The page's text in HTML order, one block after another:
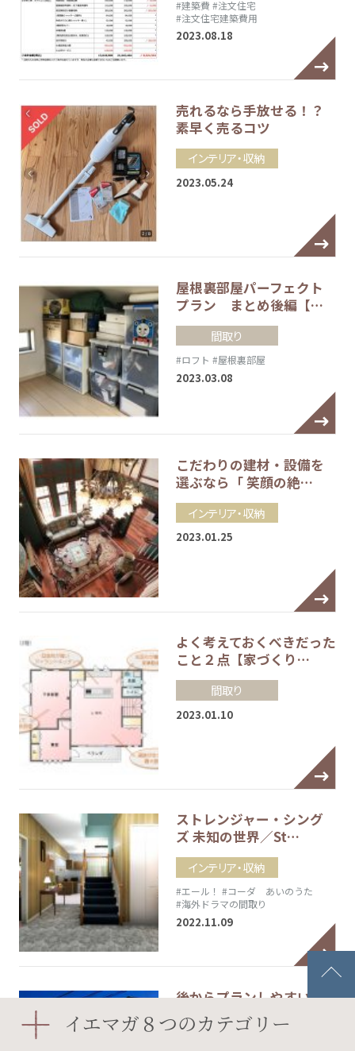
#建築費 #注文住宅
#注文住宅建築費用
2023.08.18
売れるなら手放せる！？
素早く売るコツ
インテリア・収納
2023.05.24
屋根裏部屋パーフェクト
プラン まとめ後編【…
間取り
#ロフト #屋根裏部屋
2023.03.08
こだわりの建材・設備を
選ぶなら「 笑顔の絶…
インテリア・収納
2023.01.25
よく考えておくべきだった
こと２点【家づくり…
間取り
2023.01.10
ストレンジャー・シング
ズ 未知の世界／St…
インテリア・収納
#エール！ #コーダ あいのうた
#海外ドラマの間取り
2022.11.09
後からプランしやすいよ
うに（後編）【外構の…
イエマガ８つのカテゴリー